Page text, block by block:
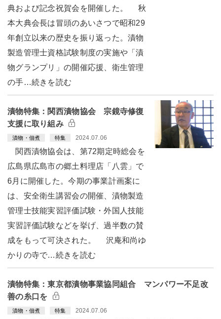
典および記念祝賀会を開催した。 秋
本大典会長は冒頭のあいさつで昭和29
年創立以来の歴史を振り返った。漬物
製造管理士資格試験制度の実施や「漬
物グランプリ」の開催応援、衛生管理
の手…続きを読む
漬物特集：関西漬物協会 宗鏡寺修復
支援に取り組み
漬物・佃煮 特集 2024.07.06
関西漬物協会は、第72期定時総会を
広島県広島市の郷土料理店「八雲」で
6月に開催した。今期の事業計画案に
は、安全衛生講習会の開催、漬物製造
管理士技能実習評価試験・外国人技能
実習評価試験などを挙げ、過半数の賛
成をもって可決された。 沢庵和尚ゆ
かりの寺で…続きを読む
漬物特集：東京都漬物事業協同組合 マンパワー不足改
善の糸口を
漬物・佃煮 特集 2024.07.06